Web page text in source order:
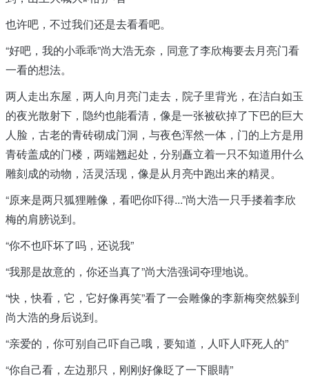
也许吧，不过我们还是去看看吧。
“好吧，我的小乖乖”尚大浩无奈，同意了李欣梅要去月亮门看
一看的想法。
两人走出东屋，两人向月亮门走去，院子里背光，在洁白如玉
的夜光散射下，隐约也能看清，像是一张被砍掉了下巴的巨大
人脸，古老的青砖砌成门洞，与夜色浑然一体，门的上方是用
青砖盖成的门楼，两端翘起处，分别矗立着一只不知道用什么
雕刻成的动物，活灵活现，像是从月亮中跑出来的精灵。
“原来是两只狐狸雕像，看吧你吓得...”尚大浩一只手搂着李欣
梅的肩膀说到。
“你不也吓坏了吗，还说我”
“我那是故意的，你还当真了”尚大浩强词夺理地说。
“快，快看，它，它好像再笑”看了一会雕像的李新梅突然躲到
尚大浩的身后说到。
“亲爱的，你可别自己吓自己哦，要知道，人吓人吓死人的”
“你自己看，左边那只，刚刚好像眨了一下眼睛”